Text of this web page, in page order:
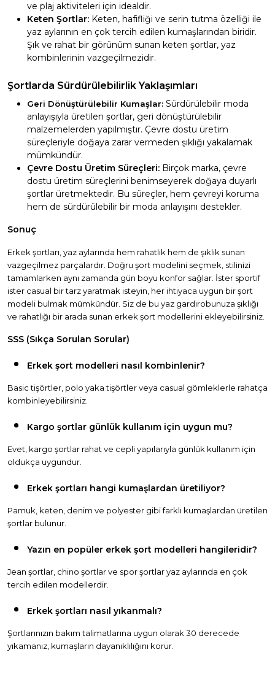
ve plaj aktiviteleri için idealdir.
Keten Şortlar: Keten, hafifliği ve serin tutma özelliği ile
yaz aylarının en çok tercih edilen kumaşlarından biridir.
Şık ve rahat bir görünüm sunan keten şortlar, yaz
kombinlerinin vazgeçilmezidir.
Şortlarda Sürdürülebilirlik Yaklaşımları
Geri Dönüştürülebilir Kumaşlar: Sürdürülebilir moda
anlayışıyla üretilen şortlar, geri dönüştürülebilir
malzemelerden yapılmıştır. Çevre dostu üretim
süreçleriyle doğaya zarar vermeden şıklığı yakalamak
mümkündür.
Çevre Dostu Üretim Süreçleri: Birçok marka, çevre
dostu üretim süreçlerini benimseyerek doğaya duyarlı
şortlar üretmektedir. Bu süreçler, hem çevreyi koruma
hem de sürdürülebilir bir moda anlayışını destekler.
Sonuç
Erkek şortları, yaz aylarında hem rahatlık hem de şıklık sunan
vazgeçilmez parçalardır. Doğru şort modelini seçmek, stilinizi
tamamlarken aynı zamanda gün boyu konfor sağlar. İster sportif
ister casual bir tarz yaratmak isteyin, her ihtiyaca uygun bir şort
modeli bulmak mümkündür. Siz de bu yaz gardırobunuza şıklığı
ve rahatlığı bir arada sunan erkek şort modellerini ekleyebilirsiniz.
SSS (Sıkça Sorulan Sorular)
Erkek şort modelleri nasıl kombinlenir?
Basic tişörtler, polo yaka tişörtler veya casual gömleklerle rahatça
kombinleyebilirsiniz.
Kargo şortlar günlük kullanım için uygun mu?
Evet, kargo şortlar rahat ve cepli yapılarıyla günlük kullanım için
oldukça uygundur.
Erkek şortları hangi kumaşlardan üretiliyor?
Pamuk, keten, denim ve polyester gibi farklı kumaşlardan üretilen
şortlar bulunur.
Yazın en popüler erkek şort modelleri hangileridir?
Jean şortlar, chino şortlar ve spor şortlar yaz aylarında en çok
tercih edilen modellerdir.
Erkek şortları nasıl yıkanmalı?
Şortlarınızın bakım talimatlarına uygun olarak 30 derecede
yıkamanız, kumaşların dayanıklılığını korur.